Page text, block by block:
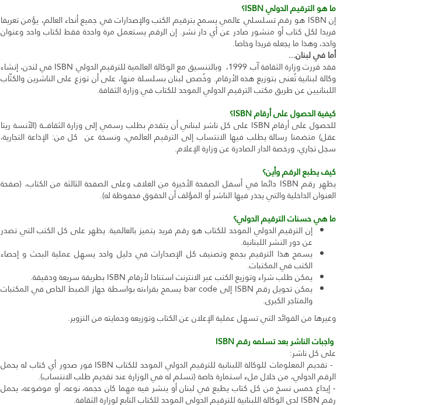
ما هو الترقيم الدوليISBN؟
إن ISBN هو رقم تسلسلي عالمي يسمح بترقيم الكتب والإصدارات في جميع أنحاء العالم، يؤمن تعريفا
فريدا لكل كتاب أو منشور صادر عن أي دار نشر. إن الرقم يستعمل مرة واحدة فقط لكتاب واحد وعنوان
واحد، وهذا ما يجعله فريدا وخاصا.
أما في لبنان...
فقد قررت وزارة الثقافة آب 1999، وبالتنسيق مع الوكالة العالمية للترقيم الدولي ISBN في لندن، إنشاء
وكالة لبنانية تُعنى بتوزيع هذه الأرقام. وخُصص لبنان بسلسلة منها، على أن توزع على الناشرين والكتّاب
اللبنانيين عن طريق مكتب الترقيم الدولي الموحد للكتاب في وزارة الثقافة.
كيفية الحصول على أرقام ISBN؟
للحصول على أرقام ISBN على كل ناشر لبناني أن يتقدم بطلب رسمي إلى وزارة الثقافـــة (الآنسة ريتا
عقل) متضمنا رسالة يطلب فيها الانتساب إلى الترقيم العالمي، ونسخة عن كل من: الإذاعة التجارية،
سجل تجاري، ورخصة الدار الصادرة عن وزارة الإعلام.
كيف يطبع الرقم وأين؟
يظهر رقم ISBN دائما في أسفل الصفحة الأخيرة من الغلاف وعلى الصفحة الثالثة من الكتاب، (صفحة
العنوان الداخلية والتي يحذر فيها الناشر أو المؤلف أن الحقوق محفوظة له).
ما هي حسنات الترقيم الدولي؟
إن الترقيم الدولي الموحد للكتاب هو رقم فريد يتميز بالعالمية. يظهر على كل الكتب التي تصدر
عن دور النشر اللبنانية.
يسمح هذا الترقيم بجمع وتصنيف كل الإصدارات في دليل واحد يسهل عملية البحث و إحصاء
الكتب في المكتبات.
يمكن طلب شراء وتوزيع الكتب عبر الانترنت استنادا لأرقام ISBN بطريقة سريعة ودقيقة.
يمكن تحويل رقم ISBN إلى bar code يسمح بقراءته بواسطة جهاز الضبط الخاص في المكتبات
والمتاجر الكبرى.
وغيرها من الفوائد التي تسهل عملية الإعلان عن الكتاب وتوزيعه وحمايته من التزوير.
واجبات الناشر بعد تسلمه رقمISBN
على كل ناشر:
- تقديم المعلومات للوكالة اللبنانية للترقيم الدولي الموحد للكتاب ISBN فور صدور أي كتاب له يحمل
الرقم الدولي، من خلال ملء استمارة خاصة (تسلم له في الوزارة عند تقديم طلب الانتساب).
- إيداع خمس نسخ من كل كتاب يطبع في لبنان أو ينشر فيه مهما كان حجمه، نوعه، أو موضوعه، يحمل
رقم ISBN لدى الوكالة اللبنانية للترقيم الدولي الموحد للكتاب التابع لوزارة الثقافة.